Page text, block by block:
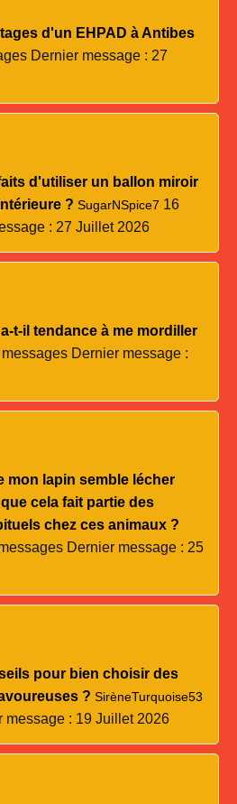
d'un EHPAD à Antibes
Dernier message : 27
d'utiliser un ballon miroir
? SugarNSpice7 16
: 27 Juillet 2026
t-il tendance à me mordiller
messages Dernier message :
mon lapin semble lécher
cela fait partie des
chez ces animaux ?
Dernier message : 25
pour bien choisir des
? SirèneTurquoise53
message : 19 Juillet 2026